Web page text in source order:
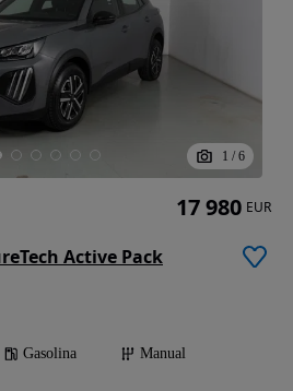
1 / 6
Active Pack
Gasolina
Manual
17 980 EUR